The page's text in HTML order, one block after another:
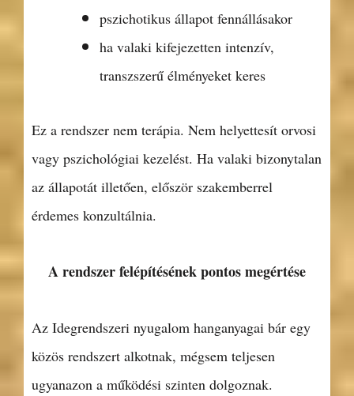
pszichotikus állapot fennállásakor
ha valaki kifejezetten intenzív,
transzszerű élményeket keres
Ez a rendszer nem terápia. Nem helyettesít orvosi
vagy pszichológiai kezelést. Ha valaki bizonytalan
az állapotát illetően, először szakemberrel
érdemes konzultálnia.
A rendszer felépítésének pontos megértése
Az Idegrendszeri nyugalom hanganyagai bár egy
közös rendszert alkotnak, mégsem teljesen
ugyanazon a működési szinten dolgoznak.